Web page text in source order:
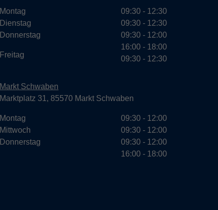
Montag
Dienstag
Donnerstag
Freitag
09:30 - 12:30
09:30 - 12:30
09:30 - 12:00
16:00 - 18:00
09:30 - 12:30
Markt Schwaben
Marktplatz 31, 85570 Markt Schwaben
Montag
Mittwoch
Donnerstag
09:30 - 12:00
09:30 - 12:00
09:30 - 12:00
16:00 - 18:00